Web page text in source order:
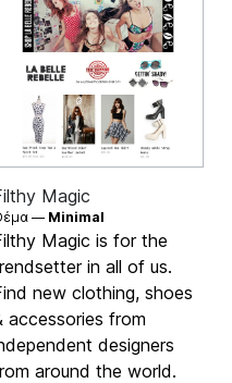
Magic
— Minimal
Magic is for the
in all of us.
new clothing, shoes
accessories from
designers
around the world.